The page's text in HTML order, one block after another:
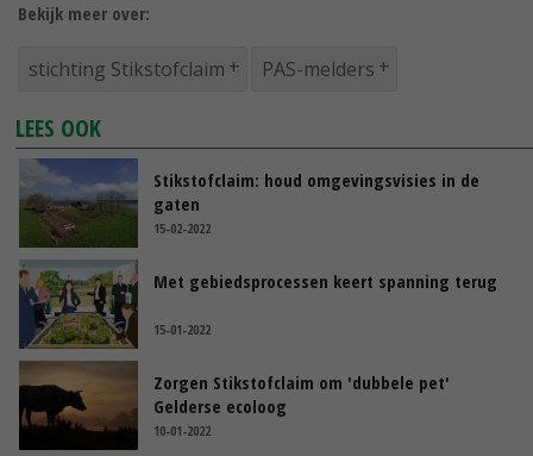
Bekijk meer over:
stichting Stikstofclaim PAS-melders
LEES OOK
Stikstofclaim: houd omgevingsvisies in de
gaten
15-02-2022
Met gebiedsprocessen keert spanning terug
15-01-2022
Zorgen Stikstofclaim om 'dubbele pet'
Gelderse ecoloog
10-01-2022